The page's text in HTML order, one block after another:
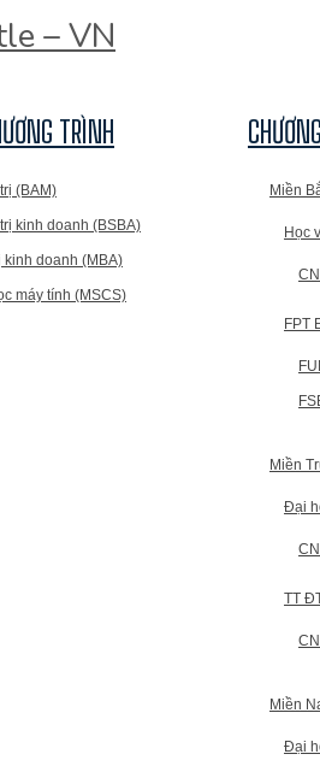
TRÌNH
(BAM)
kinh doanh (BSBA)
kinh doanh (MBA)
máy tính (MSCS)
Miền
Học
FPT
Miền
Đại
TT
Miền
Đại